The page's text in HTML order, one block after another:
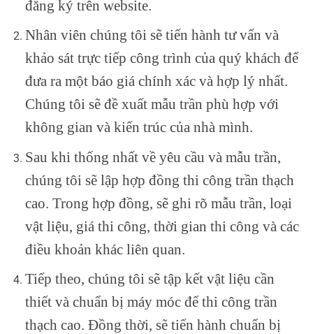
đăng ký trên website.
Nhân viên chúng tôi sẽ tiến hành tư vấn và
khảo sát trực tiếp công trình của quý khách để
đưa ra một báo giá chính xác và hợp lý nhất.
Chúng tôi sẽ đề xuất mẫu trần phù hợp với
không gian và kiến trúc của nhà mình.
Sau khi thống nhất về yêu cầu và mẫu trần,
chúng tôi sẽ lập hợp đồng thi công trần thạch
cao. Trong hợp đồng, sẽ ghi rõ mẫu trần, loại
vật liệu, giá thi công, thời gian thi công và các
điều khoản khác liên quan.
Tiếp theo, chúng tôi sẽ tập kết vật liệu cần
thiết và chuẩn bị máy móc để thi công trần
thạch cao. Đồng thời, sẽ tiến hành chuẩn bị